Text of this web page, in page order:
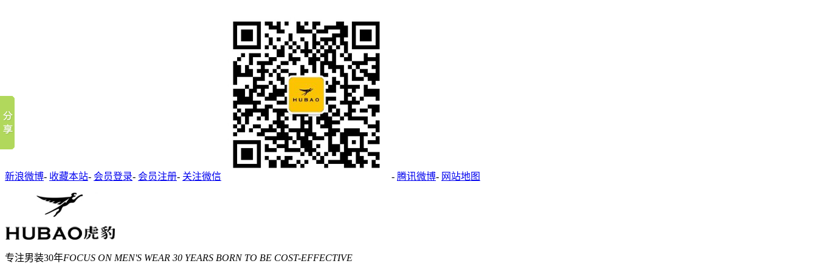
新浪微博- 收藏本站- 会员登录- 会员注册- 关注微信 - 腾讯微博- 网站地图
专注男装30年FOCUS ON MEN'S WEAR 30 YEARS BORN TO BE COST-EFFECTIVE